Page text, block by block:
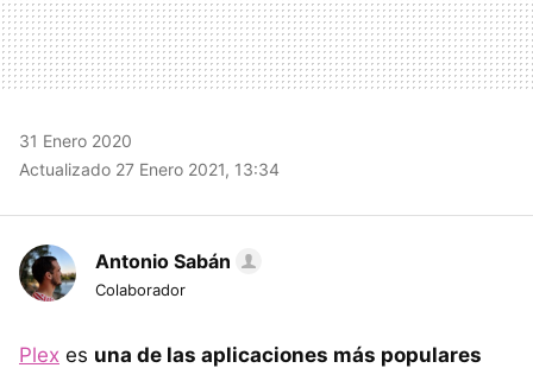
31 Enero 2020
Actualizado 27 Enero 2021, 13:34
Antonio Sabán
Colaborador
Plex es una de las aplicaciones más populares